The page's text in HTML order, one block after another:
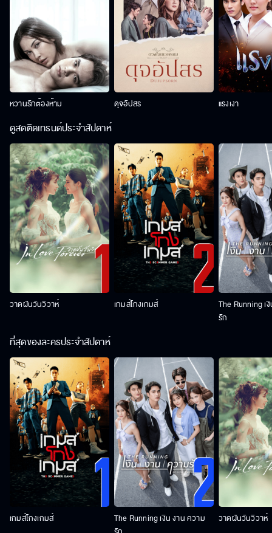
หวานรักต้องห้าม ดุจอัปสร แรงเงา
ดูสดติดเทรนด์ประจำสัปดาห์
วาดฝันวันวิวาห์ เกมส์โกงเกมส์
The Running เ
รัก
ที่สุดของละครประจำสัปดาห์
เกมส์โกงเกมส์
The Running เงิน งาน ความ
วาดฝันวันวิวาห์